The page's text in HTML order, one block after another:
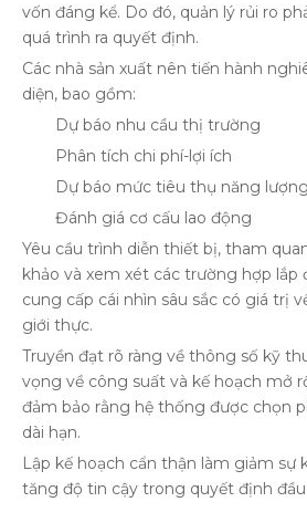
vốn đáng kể. Do đó, quản lý rủi ro
quá trình ra quyết định.
Các nhà sản xuất nên tiến hành
diện, bao gồm:
Dự báo nhu cầu thị trường
Phân tích chi phí-lợi ích
Dự báo mức tiêu thụ năng lượng
Đánh giá cơ cấu lao động
Yêu cầu trình diễn thiết bị, tham
khảo và xem xét các trường hợp
cung cấp cái nhìn sâu sắc có giá trị
giới thực.
Truyền đạt rõ ràng về thông số kỹ
vọng về công suất và kế hoạch mở
đảm bảo rằng hệ thống được chọn
dài hạn.
Lập kế hoạch cẩn thận làm giảm sự
tăng độ tin cậy trong quyết định